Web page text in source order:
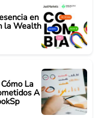
en
la Wealth
La
A